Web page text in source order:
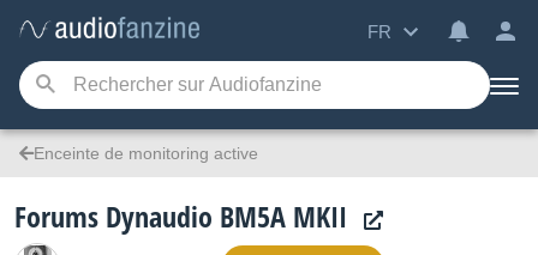
FR
Enceinte de monitoring active
Forums Dynaudio BM5A MKII